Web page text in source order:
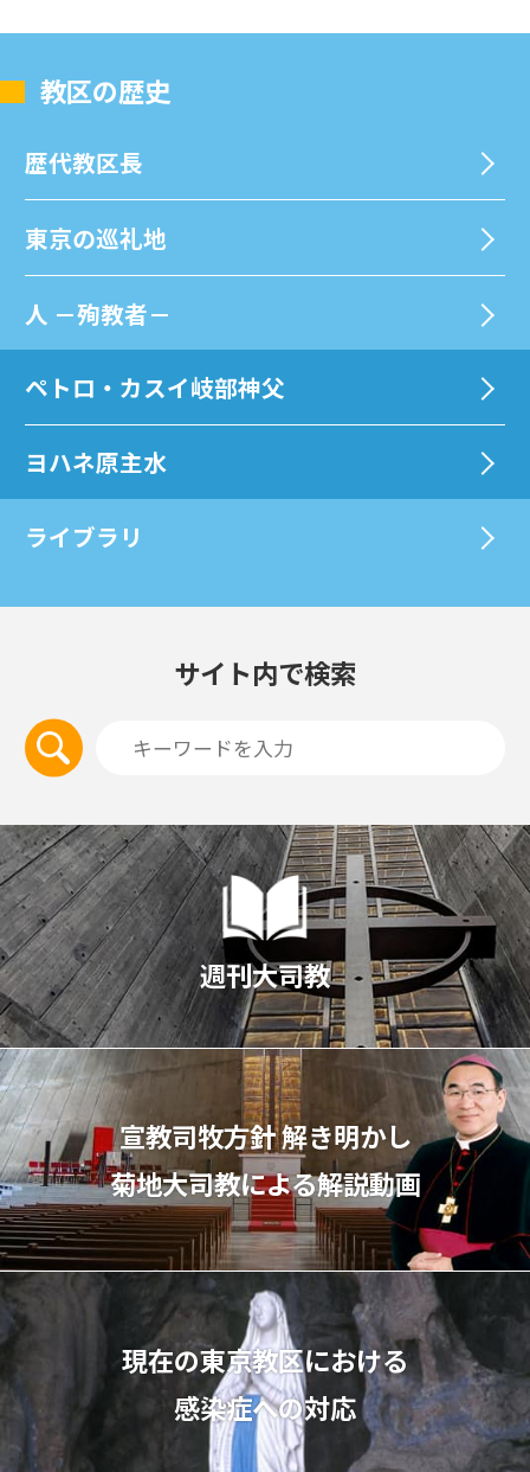
教区の歴史
歴代教区⻑
東京の巡礼地
⼈ －殉教者－
ペトロ・カスイ岐部神父
ヨハネ原主水
ライブラリ
サイト内で検索
週刊大司教
宣教司牧⽅針 解き明かし
菊地⼤司教による解説動画
現在の東京教区における
感染症への対応